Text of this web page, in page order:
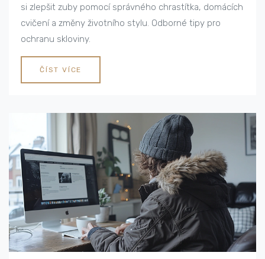
si zlepšit zuby pomocí správného chrastítka, domácích
cvičení a změny životního stylu. Odborné tipy pro
ochranu skloviny.
ČÍST VÍCE